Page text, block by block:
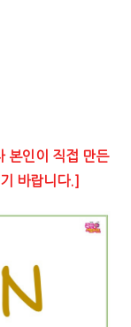
본인이 직접 만든
바랍니다.]